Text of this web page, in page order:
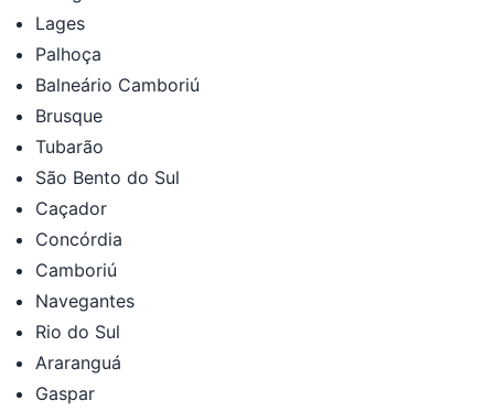
Lages
Palhoça
Balneário Camboriú
Brusque
Tubarão
São Bento do Sul
Caçador
Concórdia
Camboriú
Navegantes
Rio do Sul
Araranguá
Gaspar